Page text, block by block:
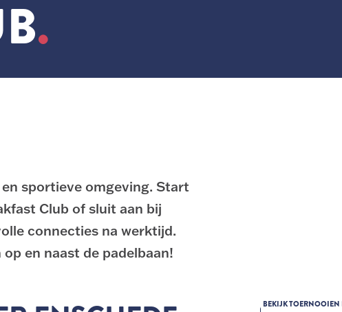
sportieve omgeving. Start
Club of sluit aan bij
connecties na werktijd.
en naast de padelbaan!
BEKIJK TOERNOOIEN